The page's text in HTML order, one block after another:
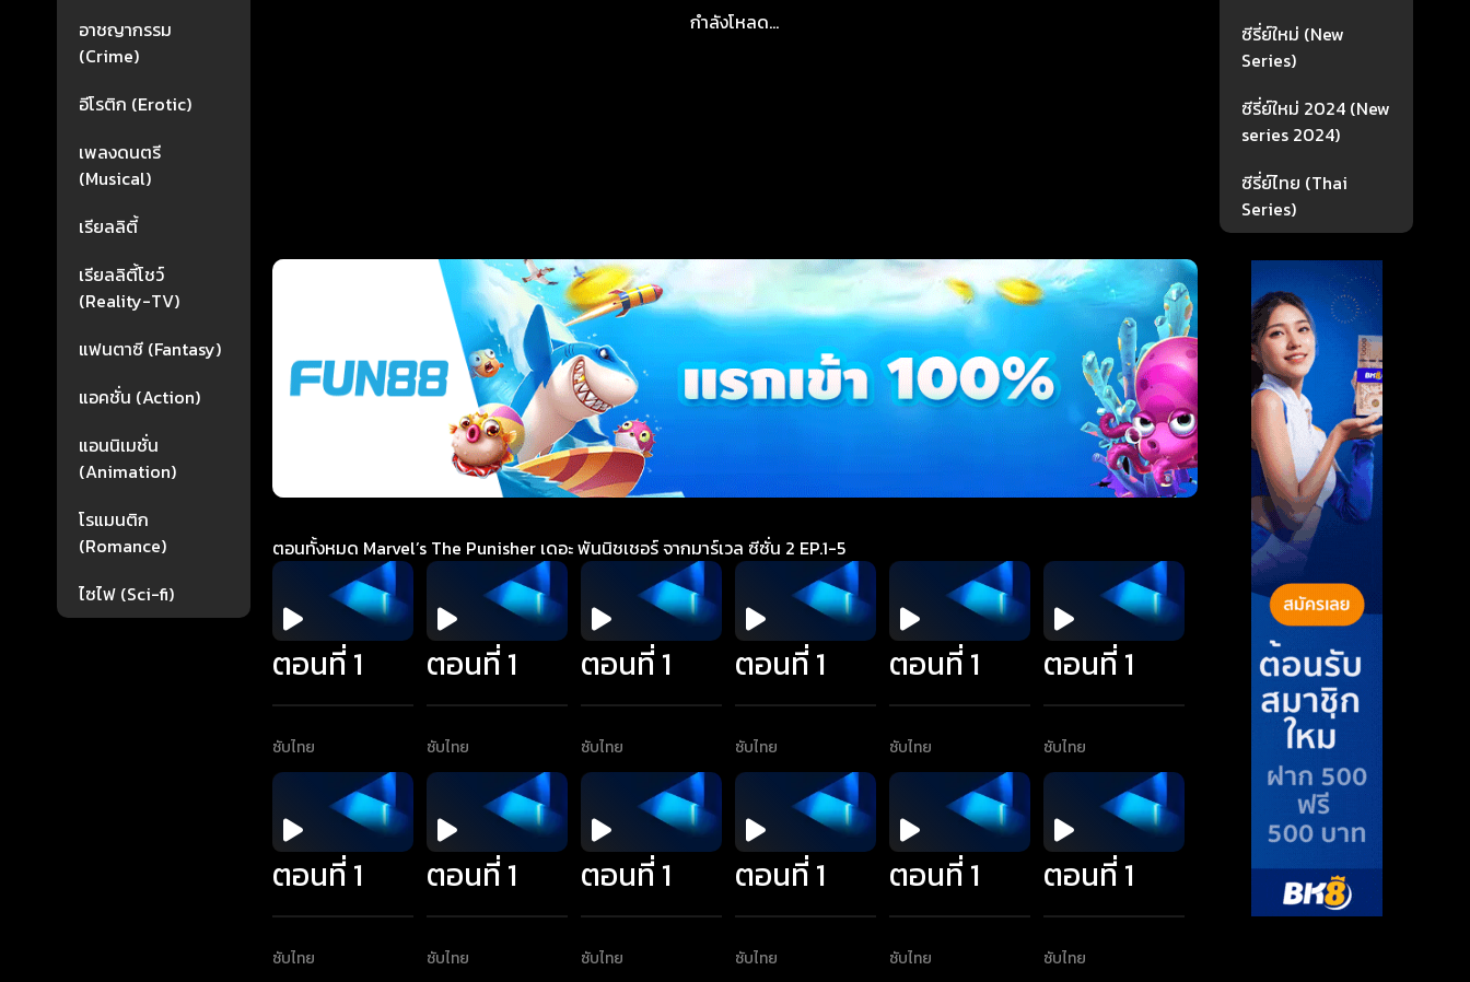
อาชญากรรม
(Crime)
อีโรติก (Erotic)
เพลงดนตรี
(Musical)
เรียลลิตี้
เรียลลิตี้โชว์
(Reality-TV)
แฟนตาซี (Fantasy)
แอคชั่น (Action)
แอนนิเมชั่น
(Animation)
โรแมนติก
(Romance)
ไซไฟ (Sci-fi)
กำลังโหลด...
ตอนทั้งหมด Marvel’s The Punisher เดอะ พันนิชเชอร์ จากมาร์เวล ซีซั่น 2 EP.1-5
ตอนที่ 1
ซับไทย
ตอนที่ 1
ซับไทย
ตอนที่ 1
ซับไทย
ตอนที่ 1
ซับไทย
ตอนที่ 1
ซับไทย
ตอนที่ 1
ซับไทย
ตอนที่ 1
ซับไทย
ตอนที่ 1
ซับไทย
ตอนที่ 1
ซับไทย
ตอนที่ 1
ซับไทย
ตอนที่ 1
ซับไทย
ตอนที่ 1
ซับไทย
ซีรี่ย์ใหม่ (New
Series)
ซีรี่ย์ใหม่ 2024 (New
series 2024)
ซีรี่ย์ไทย (Thai
Series)